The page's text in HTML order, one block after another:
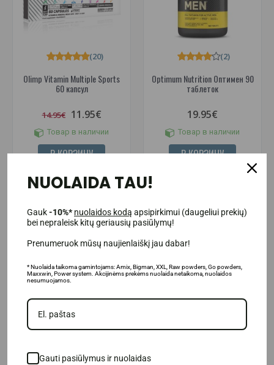
Olimp Vitamin Multiple Sports
60 капсул
(20)
14.95€ 11.95€
Товар в наличии
В КОРЗИНУ
Optimum Nutrition Оптимен 90
таблеток
(2)
19.95€
Товар в наличии
В КОРЗИНУ
312 г.
NUOLAIDA TAU!
Gauk-10%* nuolaidos kodą apsipirkimui (daugeliui prekių)
bei nepraleisk kitų geriausių pasiūlymų!
Prenumeruok mūsų naujienlaiškį jau dabar!
* Nuolaida taikoma gamintojams: Amix, Bigman, XXL, Raw powders, Go powders,
Maxxwin, Power system. Akcijinėms prekėms nuolaida netaikoma, nuolaidos
nesumuojamos.
Gauti pasiūlymus ir nuolaidas